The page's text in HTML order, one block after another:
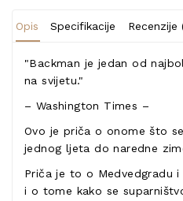
Opis Specifikacije Recenzije
"Backman je jedan od
na svijetu."
– Washington Times –
Ovo je priča o onome što
jednog ljeta do naredne
Priča je to o Medvedgradu
i o tome kako se